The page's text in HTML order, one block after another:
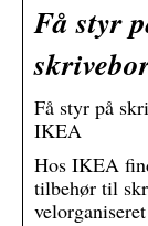
Få styr
Få styr på
IKEA
Hos IKEA
tilbehør til